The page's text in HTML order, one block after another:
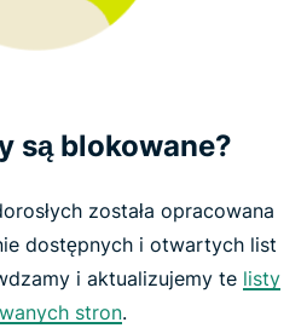
są blokowane?
została opracowana
dostępnych i otwartych list
i aktualizujemy te listy
stron.